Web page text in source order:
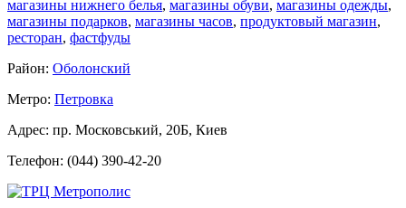
магазины нижнего белья, магазины обуви, магазины одежды,
магазины подарков, магазины часов, продуктовый магазин,
ресторан, фастфуды
Район: Оболонский
Метро: Петровка
Адрес: пр. Московський, 20Б, Киев
Телефон: (044) 390-42-20